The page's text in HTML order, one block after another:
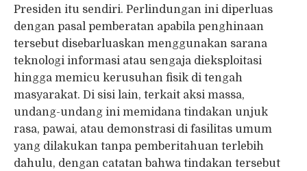
Presiden itu sendiri. Perlindungan ini diperluas
dengan pasal pemberatan apabila penghinaan
tersebut disebarluaskan menggunakan sarana
teknologi informasi atau sengaja dieksploitasi
hingga memicu kerusuhan fisik di tengah
masyarakat. Di sisi lain, terkait aksi massa,
undang-undang ini memidana tindakan unjuk
rasa, pawai, atau demonstrasi di fasilitas umum
yang dilakukan tanpa pemberitahuan terlebih
dahulu, dengan catatan bahwa tindakan tersebut